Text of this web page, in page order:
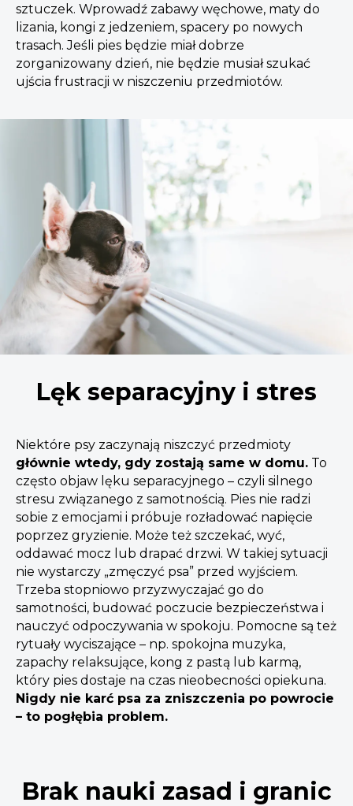
sztuczek. Wprowadź zabawy węchowe, maty do
lizania, kongi z jedzeniem, spacery po nowych
trasach. Jeśli pies będzie miał dobrze
zorganizowany dzień, nie będzie musiał szukać
ujścia frustracji w niszczeniu przedmiotów.
Lęk separacyjny i stres
Niektóre psy zaczynają niszczyć przedmioty
głównie wtedy, gdy zostają same w domu. To
często objaw lęku separacyjnego – czyli silnego
stresu związanego z samotnością. Pies nie radzi
sobie z emocjami i próbuje rozładować napięcie
poprzez gryzienie. Może też szczekać, wyć,
oddawać mocz lub drapać drzwi. W takiej sytuacji
nie wystarczy „zmęczyć psa” przed wyjściem.
Trzeba stopniowo przyzwyczajać go do
samotności, budować poczucie bezpieczeństwa i
nauczyć odpoczywania w spokoju. Pomocne są też
rytuały wyciszające – np. spokojna muzyka,
zapachy relaksujące, kong z pastą lub karmą,
który pies dostaje na czas nieobecności opiekuna.
Nigdy nie karć psa za zniszczenia po powrocie
– to pogłębia problem.
Brak nauki zasad i granic